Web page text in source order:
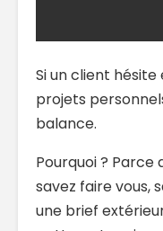
Si un client
projets
balance.
Pourquoi ? Parce
savez faire vous,
une brief